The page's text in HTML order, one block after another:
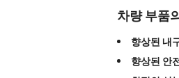
차량 부품
향상된 내
향상된 안